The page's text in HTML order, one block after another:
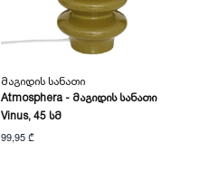
Მაგიდის Სანათი
Atmosphera - Მაგიდის Სანათი
Vinus, 45 Სმ
99,95 ₾